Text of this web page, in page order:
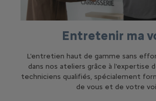
Entretenir ma
L'entretien haut de gamme sans
dans nos ateliers grâce à l'expertise
techniciens qualifiés, spécialement
de vous et de votre